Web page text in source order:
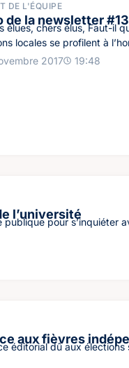
DE L'ÉQUIPE
de la newsletter
élues, chers élus, Faut-il
locales se profilent à
2017
19:48
l’université
pour
aux fièvres
éditorial dû aux